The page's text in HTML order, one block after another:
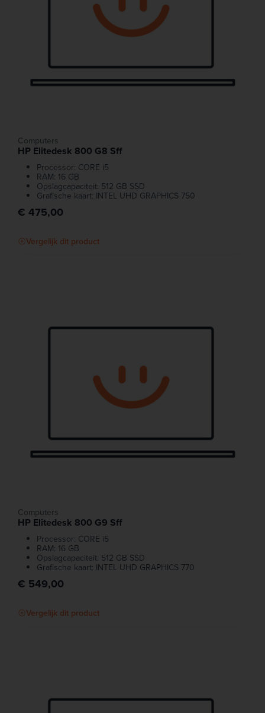
Computers
HP Elitedesk 800 G8 Sff
Processor: CORE i5
RAM: 16 GB
Opslagcapaciteit: 512 GB SSD
Grafische kaart: INTEL UHD GRAPHICS 750
€ 475,00
Vergelijk dit product
Computers
HP Elitedesk 800 G9 Sff
Processor: CORE i5
RAM: 16 GB
Opslagcapaciteit: 512 GB SSD
Grafische kaart: INTEL UHD GRAPHICS 770
€ 549,00
Vergelijk dit product